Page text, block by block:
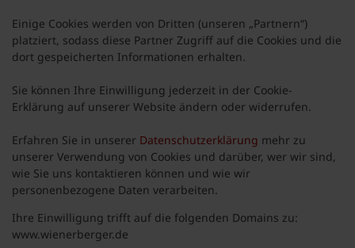
Einige Cookies werden von Dritten (unseren „Partnern“)
platziert, sodass diese Partner Zugriff auf die Cookies und die
dort gespeicherten Informationen erhalten.
Sie können Ihre Einwilligung jederzeit in der Cookie-
Erklärung auf unserer Website ändern oder widerrufen.
Erfahren Sie in unserer Datenschutzerklärung mehr zu
unserer Verwendung von Cookies und darüber, wer wir sind,
wie Sie uns kontaktieren können und wie wir
personenbezogene Daten verarbeiten.
Ihre Einwilligung trifft auf die folgenden Domains zu:
www.wienerberger.de